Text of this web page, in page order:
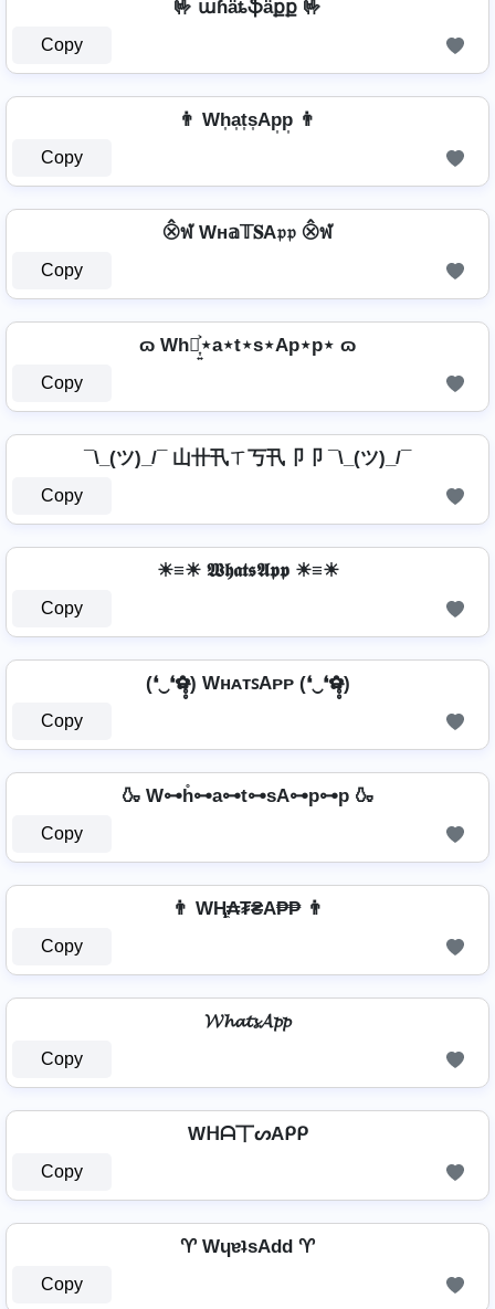
🤟 աɦǟȶֆǟքք 🤟
Copy
👨 Wh͎a͎t͎s͎Ap͎p͎ 👨
Copy
⨶ฬ Wн𝕒𝕋𝐒A𝔭𝔭 ⨶ฬ
Copy
ɷ Wh⋆͎͍͐⋆a⋆t⋆s⋆Ap⋆p⋆ ɷ
Copy
¯\_(ツ)_/¯ 山卄卂ㄒ丂卂卩卩 ¯\_(ツ)_/¯
Copy
☀≡☀ 𝖂𝖍𝖆𝖙𝖘𝕬𝖕𝖕 ☀≡☀
Copy
(❛‿❛✿̶̥̥) WʜᴀᴛꜱAᴘᴘ (❛‿❛✿̶̥̥)
Copy
🍶 W⊶h̊⊶a⊶t⊶sA⊶p⊶p 🍶
Copy
👨 WⱧ̼₳₮₴A₱₱ 👨
Copy
𝓦𝓱𝓪𝓽𝓼𝓐𝓹𝓹
Copy
Wᕼᗩ丅ᔕAᑭᑭ
Copy
♈ WɥɐʇsAdd ♈
Copy